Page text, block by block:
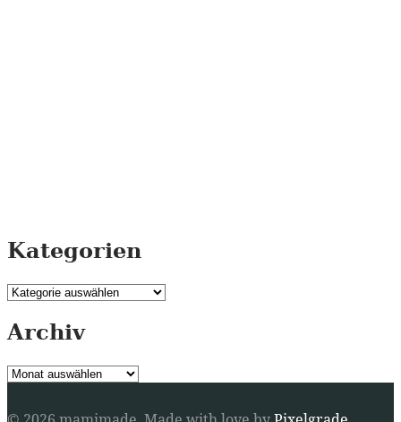
Kategorien
Kategorien
Archiv
Archiv